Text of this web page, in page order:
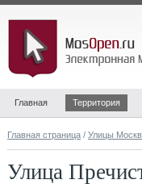
Главная Территория
Главная страница / Улицы
Улица